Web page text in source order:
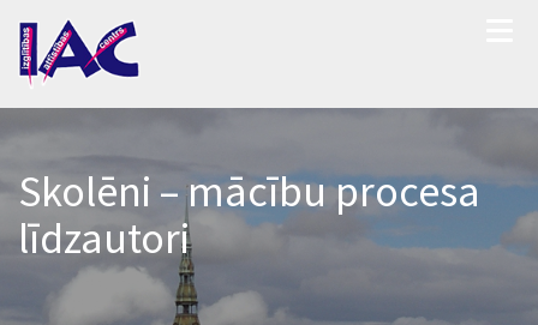
Skolēni – mācību procesa
līdzautori